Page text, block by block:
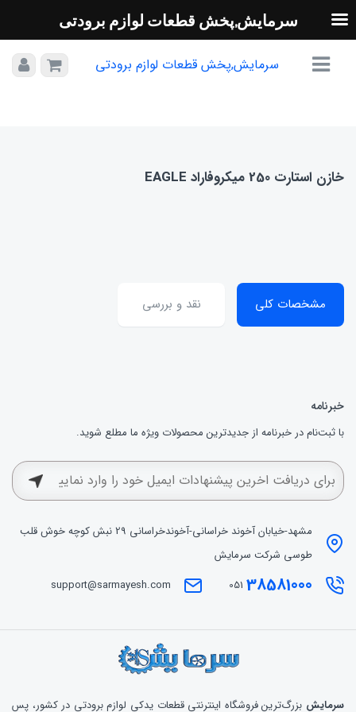
سرمایش,پخش قطعات لوازم برودتی
خازن استارت 250 میکروفاراد EAGLE
مشخصات کلی نقد و بررسی
خبرنامه
با ثبت‌نام در خبرنامه از جدیدترین محصولات ویژه ما مطلع شوید.
مشهد-خیابان آخوند خراسانی-آخوندخراسانی 29 نبش کوچه خوش قلب
طوسی شرکت سرمایش
051 38581000
support@sarmayesh.com
سرمایش بزرگ‌ترین فروشگاه اینترنتی قطعات یدکی لوازم برودتی در کشور، پس
سرمایش,پخش قطعات لوازم برودتی